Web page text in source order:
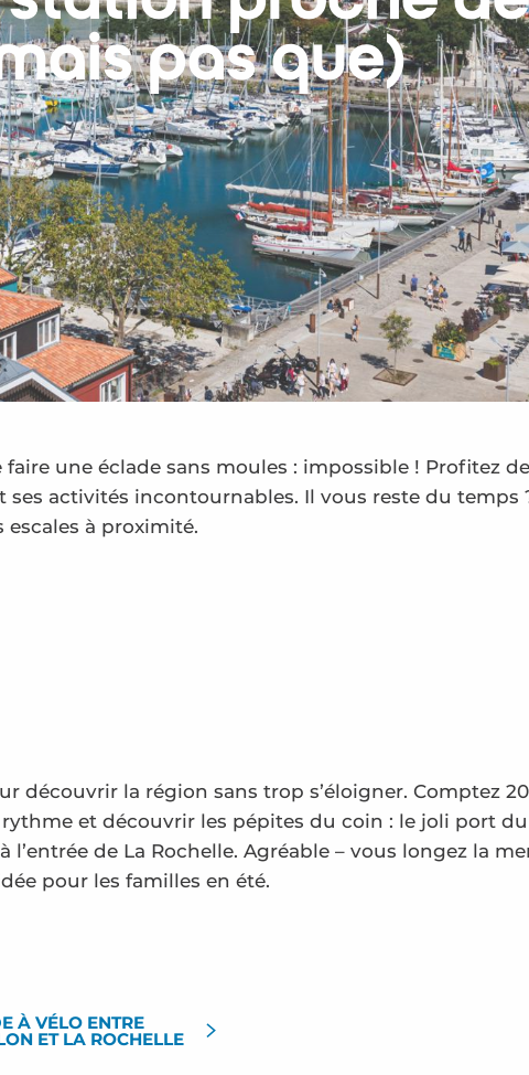
pas que)
une éclade sans moules : impossible ! Profitez
activités incontournables. Il vous reste du temps
escales à proximité.
découvrir la région sans trop s’éloigner. Comptez
et découvrir les pépites du coin : le joli port
de La Rochelle. Agréable – vous longez la
pour les familles en été.
À VÉLO ENTRE
ET LA ROCHELLE